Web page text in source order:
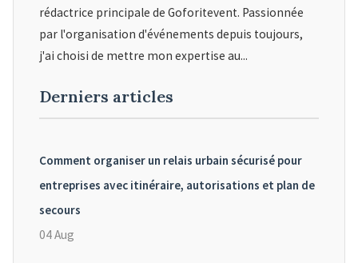
rédactrice principale de Goforitevent. Passionnée
par l'organisation d'événements depuis toujours,
j'ai choisi de mettre mon expertise au...
Derniers articles
Comment organiser un relais urbain sécurisé pour
entreprises avec itinéraire, autorisations et plan de
secours
04 Aug